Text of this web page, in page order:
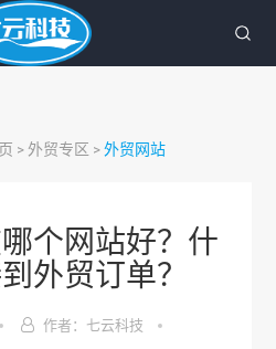
> 外贸专区 >外贸网站
个网站好？什
外贸订单？
作者：七云科技